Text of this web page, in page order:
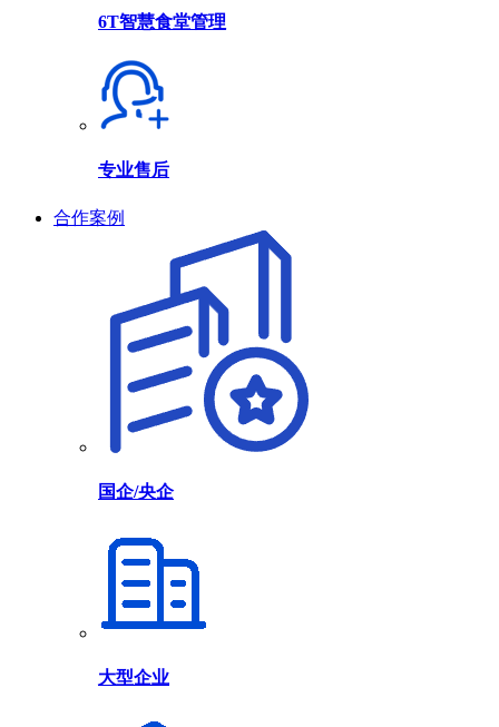
6T智慧食堂管理
专业售后
合作案例
国企/央企
大型企业